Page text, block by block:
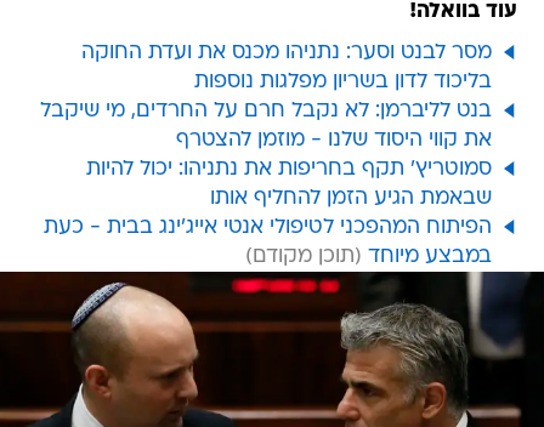
עוד בוואלה!
מסר לבנט וסער: נתניהו מכנס את ועדת החוקה
בליכוד לדון בשריון מפלגות נוספות
בנט לליברמן: לא נקבל חרם על החרדים, מי שיקבל
את קווי היסוד שלנו - מוזמן להצטרף
סמוטריץ' תקף בחריפות את נתניהו: יכול להיות
שבאמת הגיע הזמן להחליף אותו
הפיתוח המהפכני לטיפולי אנטי אייג'ינג בבית - כעת
במבצע מיוחד